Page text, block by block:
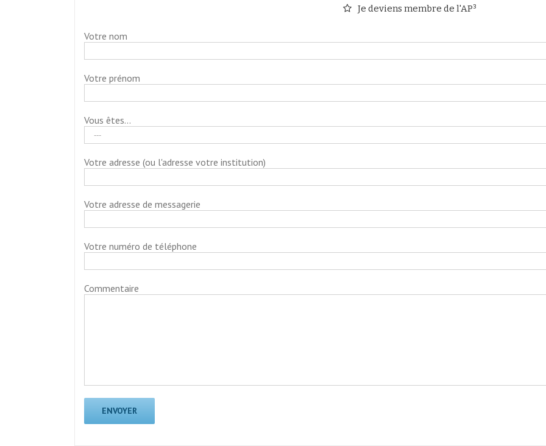
Je deviens membre de l'AP³
Votre nom
Votre prénom
Vous êtes...
Votre adresse (ou l'adresse votre institution)
Votre adresse de messagerie
Votre numéro de téléphone
Commentaire